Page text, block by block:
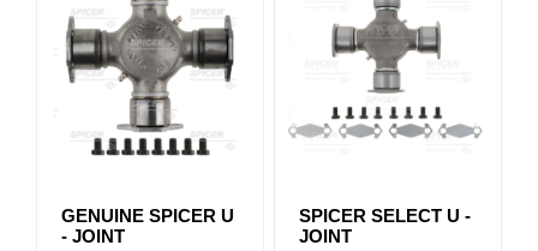
GENUINE SPICER U
- JOINT
SPICER SELECT U -
JOINT